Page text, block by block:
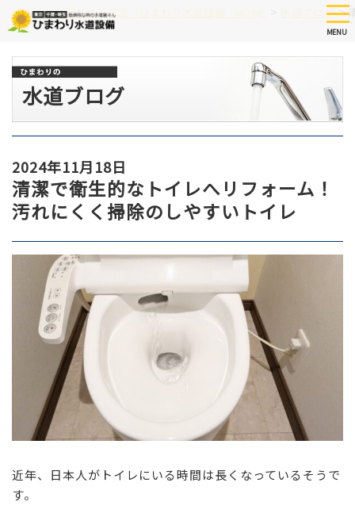
Skip
to
content
MENU
つまり、水漏れなど修理 ひまわり水道設備 HOME 水道ブログ>
水道ブログ
2024年11月18日
清潔で衛生的なトイレへリフォーム！
汚れにくく掃除のしやすいトイレ
近年、日本人がトイレにいる時間は長くなっているそうで
す。